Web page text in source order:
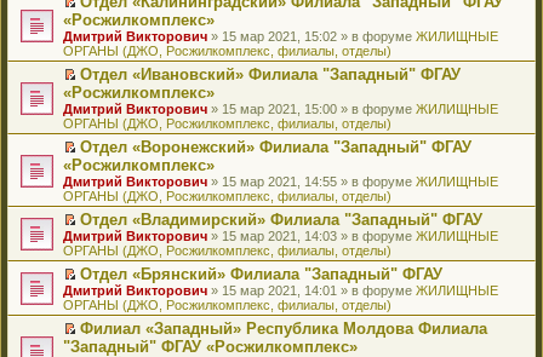
н
ю
о
б
щ
е
н
ю
н
м
у
с
о
б
щ
е
н
ю
ч
т
а
н
н
м
у
с
о
б
щ
е
н
и
ю
н
п
р
о
ч
т
а
н
н
м
у
с
о
о
б
щ
е
н
и
ю
р
о
м
у
н
п
р
о
ч
т
а
н
н
о
м
у
с
о
о
б
щ
т
к
п
е
р
о
м
у
н
п
р
о
ч
и
т
а
н
н
о
м
у
П
р
е
й
т
к
п
е
р
о
м
у
н
е
п
р
о
ч
и
т
а
«Росжилкомплекс»
Дмитрий Викторович » 15 мар 2021, 15:02 » в форуме ЖИЛИЩНЫЕ
ОРГАНЫ (ДЖО, Росжилкомплекс, филиалы, отделы)
П
р
е
й
т
к
п
е
р
в
о
м
у
н
е
п
р
Отдел «Ивановский» Филиала "Западный" ФГАУ
«Росжилкомплекс»
Дмитрий Викторович » 15 мар 2021, 15:00 » в форуме ЖИЛИЩНЫЕ
ОРГАНЫ (ДЖО, Росжилкомплекс, филиалы, отделы)
П
р
е
й
т
и
к
п
е
р
в
о
м
Отдел «Воронежский» Филиала "Западный" ФГАУ
«Росжилкомплекс»
Дмитрий Викторович » 15 мар 2021, 14:55 » в форуме ЖИЛИЩНЫЕ
ОРГАНЫ (ДЖО, Росжилкомплекс, филиалы, отделы)
П
е
р
е
й
т
и
к
п
Отдел «Владимирский» Филиала "Западный" ФГАУ
Дмитрий Викторович » 15 мар 2021, 14:03 » в форуме ЖИЛИЩНЫЕ
ОРГАНЫ (ДЖО, Росжилкомплекс, филиалы, отделы)
П
е
р
е
й
Отдел «Брянский» Филиала "Западный" ФГАУ
Дмитрий Викторович » 15 мар 2021, 14:01 » в форуме ЖИЛИЩНЫЕ
ОРГАНЫ (ДЖО, Росжилкомплекс, филиалы, отделы)
П
Филиал «Западный» Республика Молдова Филиала
"Западный" ФГАУ «Росжилкомплекс»